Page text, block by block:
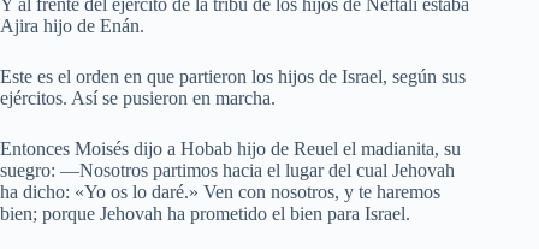
Y al frente del ejército de la tribu de los hijos de Neftalí estaba
Ajira hijo de Enán.
Este es el orden en que partieron los hijos de Israel, según sus
ejércitos. Así se pusieron en marcha.
Entonces Moisés dijo a Hobab hijo de Reuel el madianita, su
suegro: —Nosotros partimos hacia el lugar del cual Jehovah
ha dicho: «Yo os lo daré.» Ven con nosotros, y te haremos
bien; porque Jehovah ha prometido el bien para Israel.